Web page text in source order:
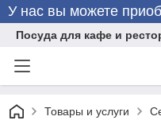
У нас вы можете
Посуда для кафе и
Товары и услуги